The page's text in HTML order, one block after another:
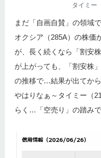
タイミー
まだ「自画自賛」の領域
オクシア（285A）の株価
が、長く続くなら「割安
が上がっても、「割安株
の推移で…結果が出てか
やはりなぁ～タイミー（
らく…「空売り」の踏みで